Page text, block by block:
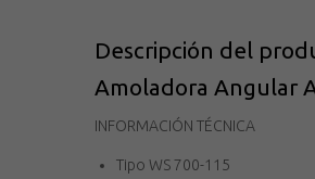
Descripción del
Amoladora Angular
INFORMACIÓN TÉCNICA
Tipo WS 700-115